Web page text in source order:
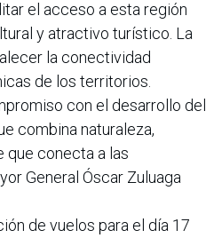
el acceso a esta región
y atractivo turístico. La
la conectividad
de los territorios.
con el desarrollo del
combina naturaleza,
que conecta a las
General Óscar Zuluaga
de vuelos para el día 17